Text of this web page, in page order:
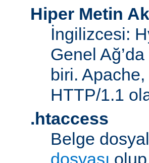
Hiper Metin
İngilizcesi:
Genel
biri. Apache,
HTTP/1.1
.htaccess
Belge
dosyası